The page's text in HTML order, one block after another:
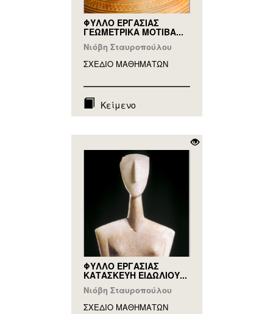
ΦΥΛΛΟ ΕΡΓΑΣΙΑΣ
ΓΕΩΜΕΤΡΙΚΑ ΜΟΤΙΒΑ...
Νιόβη Σταυροπούλου
ΣΧΕΔΙΟ ΜΑΘΗΜAΤΩΝ
Κείμενο
ΦΥΛΛΟ ΕΡΓΑΣΙΑΣ
ΚΑΤΑΣΚΕΥΗ ΕΙΔΩΛΙΟΥ...
Νιόβη Σταυροπούλου
ΣΧΕΔΙΟ ΜΑΘΗΜAΤΩΝ